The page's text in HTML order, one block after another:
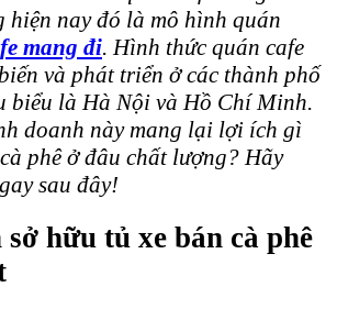
hiện nay đó là mô hình quán
mang đi. Hình thức quán cafe
và phát triển ở các thành phố
biểu là Hà Nội và Hồ Chí Minh.
doanh này mang lại lợi ích gì
phê ở đâu chất lượng? Hãy
sau đây!
sở hữu tủ xe bán cà phê